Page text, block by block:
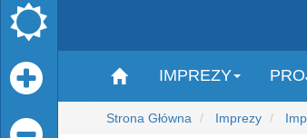
IMPREZY
Strona Główna Imprezy